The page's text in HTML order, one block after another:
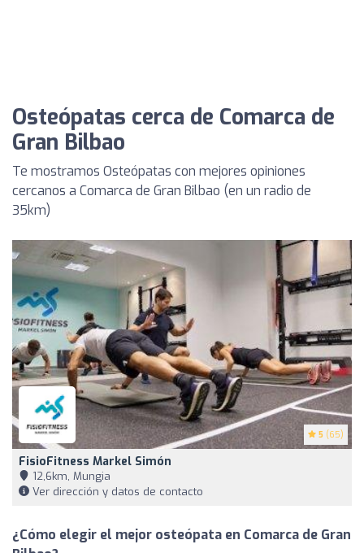
Osteópatas cerca de Comarca de
Gran Bilbao
Te mostramos Osteópatas con mejores opiniones
cercanos a Comarca de Gran Bilbao (en un radio de
35km)
5 (65)
FisioFitness Markel Simón
12,6km, Mungia
Ver dirección y datos de contacto
¿Cómo elegir el mejor osteópata en Comarca de Gran